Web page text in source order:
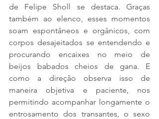
de Felipe Sholl se destaca. Graças
também ao elenco, esses momentos
soam espontâneos e orgânicos, com
corpos desajeitados se entendendo e
procurando encaixes no meio de
beijos babados cheios de gana. E
como a direção observa isso de
maneira objetiva e paciente, nos
permitindo acompanhar longamente o
entrosamento dos transantes, o sexo